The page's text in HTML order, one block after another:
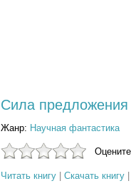
Сила предложения
Жанр: Научная фантастика
Читать книгу Скачать книгу